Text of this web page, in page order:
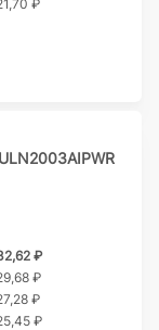
₽
₽
₽
₽
₽